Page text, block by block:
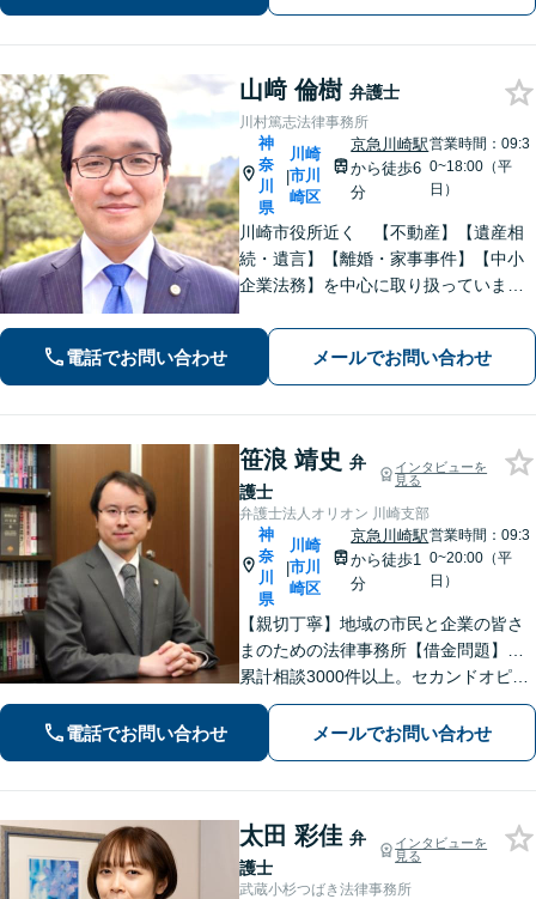
脚」の姿勢で解決まで伴走いたします
山﨑 倫樹 弁護士
川村篤志法律事務所
神
奈
川
県
|
川崎
市川
崎区
京急川崎駅
から徒歩6
分
営業時間：09:3
0~18:00（平
日）
川崎市役所近く 【不動産】【遺産相
続・遺言】【離婚・家事事件】【中小
企業法務】を中心に取り扱っていま
す。ぜひご相談ください
電話でお問い合わせ メールでお問い合わせ
笹浪 靖史 弁
護士
インタビューを
見る
弁護士法人オリオン 川崎支部
神
奈
川
県
|
川崎
市川
崎区
京急川崎駅
から徒歩1
分
営業時間：09:3
0~20:00（平
日）
【親切丁寧】地域の市民と企業の皆さ
まのための法律事務所【借金問題】…
累計相談3000件以上。セカンドオピニ
オンもお任せ！【交通事故】…示談金
額の無料診断サービスあり！ご相談は
何度でも無料です。【夜間・土日面
電話でお問い合わせ メールでお問い合わせ
太田 彩佳 弁
護士
インタビューを
見る
武蔵小杉つばき法律事務所